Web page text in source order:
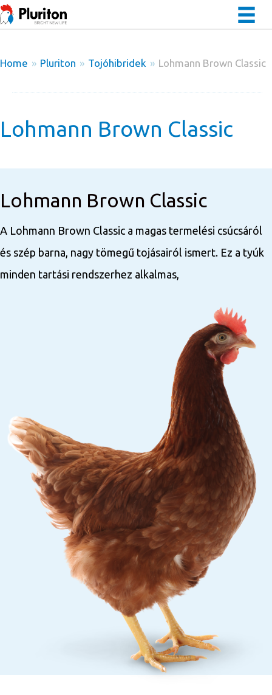
Home » Pluriton » Tojóhibridek » Lohmann Brown Classic
Lohmann Brown Classic
Lohmann Brown Classic
A Lohmann Brown Classic a magas termelési csúcsáról
és szép barna, nagy tömegű tojásairól ismert. Ez a tyúk
minden tartási rendszerhez alkalmas,